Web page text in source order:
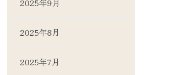
2025年9月
2025年8月
2025年7月